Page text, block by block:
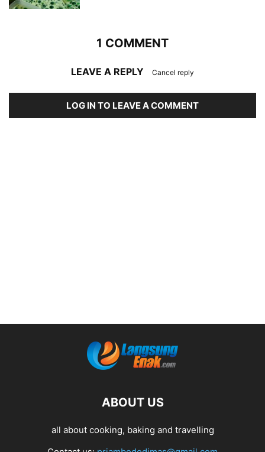
1 COMMENT
LEAVE A REPLY Cancel reply
LOG IN TO LEAVE A COMMENT
ABOUT US
all about cooking, baking and travelling